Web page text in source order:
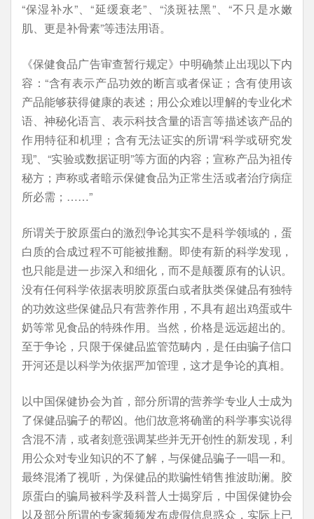
“保湿补水”、“延缓衰老”、“淡斑祛黑”、“不只是水嫩
肌、更是补骨素”等违法用语。
《保健食品广告审查暂行规定》中明确禁止出现以下内
容：“含有表示产品功效的断言或者保证；含有使用该
产品能够获得健康的表述；用公众难以理解的专业化术
语、神秘化语言、表示科技含量的语言等描述该产品的
作用特征和机理；含有无法证实的所谓“科学或研究发
现”、“实验或数据证明”等方面的内容；宣称产品为祖传
秘方；声称或者暗示保健食品为正常生活或者治疗病症
所必需；……”
所谓关于胶原蛋白的激烈争论其实不是科学领域的，蛋
白质的合成过程不可能被推翻。即使有新的科学发现，
也只能是进一步深入和细化，而不是颠覆原有的认识。
没有任何科学依据表明胶原蛋白或者肽类保健品有独特
的功效这些保健品只有营养作用，不具有超出鸡蛋或牛
奶等常见食品的特殊作用。当然，价格是远远超出的。
至于争论，只限于保健品监管范畴内，是任由骗子信口
开河还是以科学为依据严加管理，这才是争论的真相。
以中国保健协会为首，部分所谓的营养学专业人士成为
了保健品骗子的帮凶。他们故意将确凿的科学事实说得
含混不清，或者刻意强调某些并无开创性的新发现，利
用公众对专业知识的不了解，与保健品骗子一唱一和。
最终混淆了视听，为保健品的欺骗性销售推波助澜。胶
原蛋白的骗局被科学及科普人士揭穿后，中国保健协会
以及部分所谓的专家频频发布虚假信息惑众，实际上已